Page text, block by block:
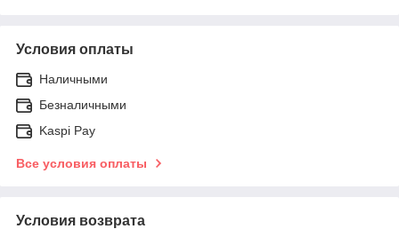
Условия оплаты
Наличными
Безналичными
Kaspi Pay
Все условия оплаты
Условия возврата